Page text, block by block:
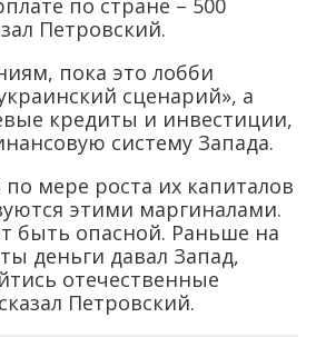
по стране – 500
Петровский.
пока это лобби
сценарий», а
кредиты и инвестиции,
систему Запада.
мере роста их капиталов
этими маргиналами.
быть опасной. Раньше на
деньги давал Запад,
отечественные
Петровский.